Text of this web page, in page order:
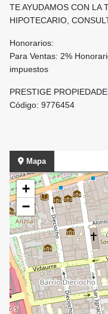
TE AYUDAMOS CON LA
HIPOTECARIO,
Honorarios:
Para Ventas: 2%
impuestos
PRESTIGE
Código: 9776454
Mapa
+
−